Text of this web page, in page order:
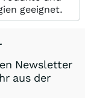
geeignet.
Newsletter
aus der